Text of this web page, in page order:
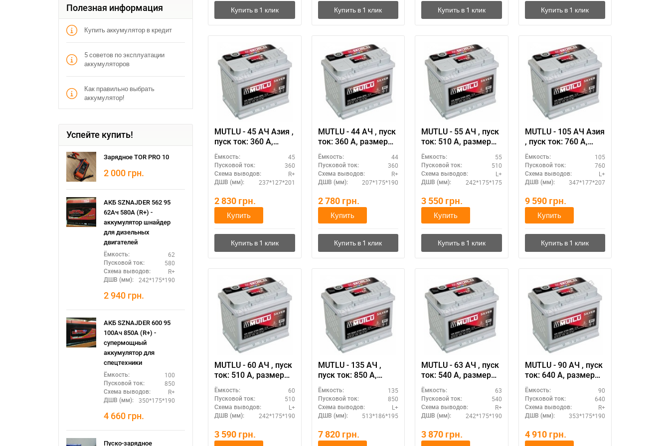
Полезная информация
Купить аккумулятор в кредит
5 советов по эксплуатации
аккумуляторов
Как правильно выбрать
аккумулятор!
Успейте купить!
Зарядное TOR PRO 10
2 000 грн.
АКБ SZNAJDER 562 95
62Ач 580А (R+) -
аккумулятор шнайдер
для дизельных
двигателей
Ёмкость: 62
Пусковой ток: 580
Схема выводов: R+
ДШВ (мм): 242*175*190
2 940 грн.
АКБ SZNAJDER 600 95
100Ач 850А (R+) -
супермощный
аккумулятор для
спецтехники
Ёмкость: 100
Пусковой ток: 850
Схема выводов: R+
ДШВ (мм): 350*175*190
4 660 грн.
Пуско-зарядное
MUTLU - 45 АЧ Азия ,
пуск ток: 360 А,
размер
аккумулятора Мутлу
(Турция): 237 Х 127 Х
201 мм.
Ёмкость: 45
Пусковой ток: 360
Схема выводов: R+
ДШВ (мм): 237*127*201
2 830 грн.
Купить
MUTLU - 44 АЧ , пуск
ток: 360 А, размер
аккумулятора Мутлу
(Турция): 207 Х 175 Х
190 мм.
Ёмкость: 44
Пусковой ток: 360
Схема выводов: R+
ДШВ (мм): 207*175*190
2 780 грн.
Купить
MUTLU - 55 АЧ , пуск
ток: 510 А, размер
аккумулятора Мутлу
(Турция): 242 Х 175 Х
175 мм.
Ёмкость: 55
Пусковой ток: 510
Схема выводов: L+
ДШВ (мм): 242*175*175
3 550 грн.
Купить
MUTLU - 105 АЧ Азия
, пуск ток: 760 А,
размер
аккумулятора Мутлу
(Турция): 347 Х 177 Х
207 мм.
Ёмкость: 105
Пусковой ток: 760
Схема выводов: L+
ДШВ (мм): 347*177*207
9 590 грн.
Купить
MUTLU - 60 АЧ , пуск
ток: 510 А, размер
аккумулятора Мутлу
(Турция): 242 Х 175 Х
190 мм.
Ёмкость: 60
Пусковой ток: 510
Схема выводов: L+
ДШВ (мм): 242*175*190
3 590 грн.
MUTLU - 135 АЧ ,
пуск ток: 850 А,
размер
аккумулятора Мутлу
(Турция): 513 Х 186 Х
195 мм.
Ёмкость: 135
Пусковой ток: 850
Схема выводов: L+
ДШВ (мм): 513*186*195
7 820 грн.
MUTLU - 63 АЧ , пуск
ток: 540 А, размер
аккумулятора Мутлу
(Турция): 242 Х 175 Х
190 мм.
Ёмкость: 63
Пусковой ток: 540
Схема выводов: R+
ДШВ (мм): 242*175*190
3 870 грн.
MUTLU - 90 АЧ , пуск
ток: 640 А, размер
аккумулятора Мутлу
(Турция): 353 Х 175 Х
190 мм.
Ёмкость: 90
Пусковой ток: 640
Схема выводов: R+
ДШВ (мм): 353*175*190
4 910 грн.